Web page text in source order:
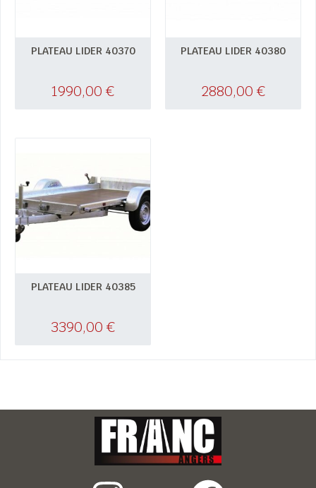
PLATEAU LIDER 40370
1990,00 €
PLATEAU LIDER 40380
2880,00 €
PLATEAU LIDER 40385
3390,00 €